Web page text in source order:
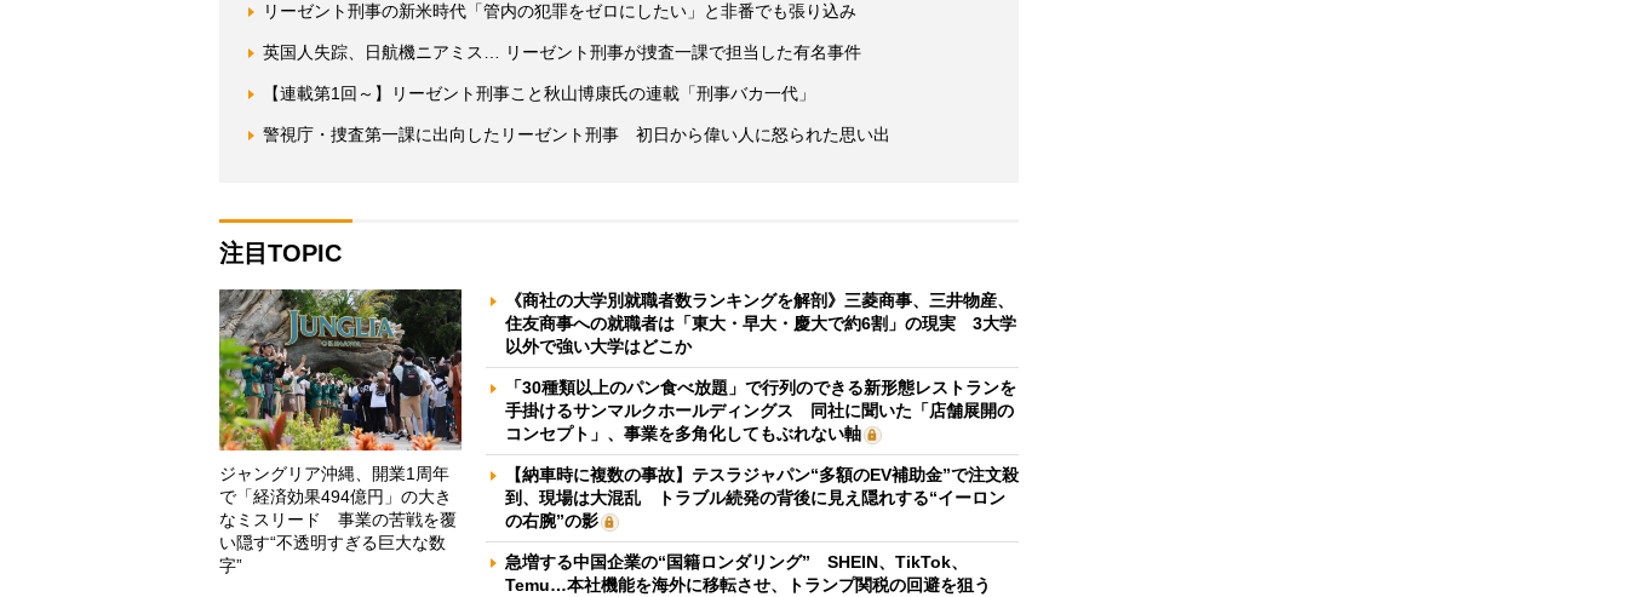
リーゼント刑事の新米時代「管内の犯罪をゼロにしたい」と非番でも張り込み
英国人失踪、日航機ニアミス… リーゼント刑事が捜査一課で担当した有名事件
【連載第1回～】リーゼント刑事こと秋山博康氏の連載「刑事バカ一代」
警視庁・捜査第一課に出向したリーゼント刑事 初日から偉い人に怒られた思い出
注目TOPIC
ジャングリア沖縄、開業1周年
で「経済効果494億円」の大き
なミスリード 事業の苦戦を覆
い隠す“不透明すぎる巨大な数
字”
《商社の大学別就職者数ランキングを解剖》三菱商事、三井物産、
住友商事への就職者は「東大・早大・慶大で約6割」の現実 3大学
以外で強い大学はどこか
「30種類以上のパン食べ放題」で行列のできる新形態レストランを
手掛けるサンマルクホールディングス 同社に聞いた「店舗展開の
コンセプト」、事業を多角化してもぶれない軸
【納車時に複数の事故】テスラジャパン“多額のEV補助金”で注文殺
到、現場は大混乱 トラブル続発の背後に見え隠れする“イーロン
の右腕”の影
急増する中国企業の“国籍ロンダリング” SHEIN、TikTok、
Temu…本社機能を海外に移転させ、トランプ関税の回避を狙う